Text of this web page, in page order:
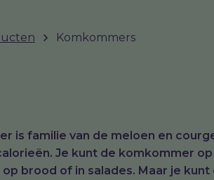
Komkommers
is familie van de meloen en
Je kunt de komkommer
op brood of in salades. Maar je